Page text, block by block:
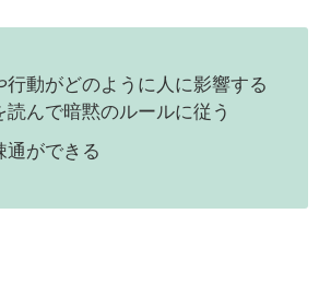
行動がどのように人に影響する
読んで暗黙のルールに従う
通ができる